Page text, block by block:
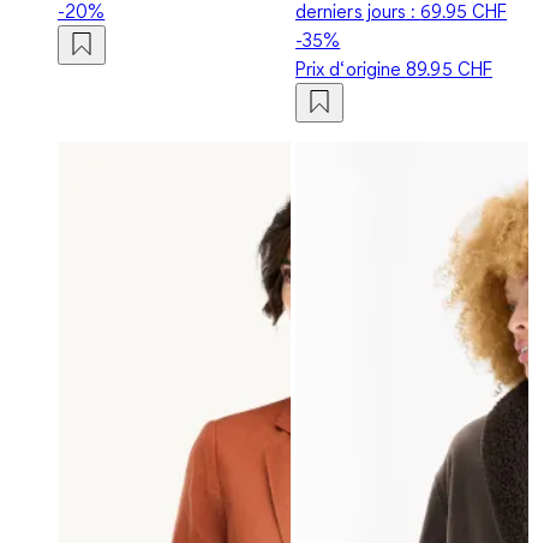
-20%
derniers jours :69.95 CHF
-35%
Prix d‘origine89.95 CHF